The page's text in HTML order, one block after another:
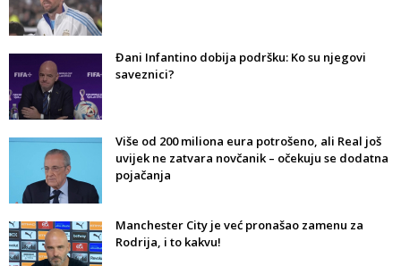
Đani Infantino dobija podršku: Ko su njegovi
saveznici?
Više od 200 miliona eura potrošeno, ali Real još
uvijek ne zatvara novčanik – očekuju se dodatna
pojačanja
Manchester City je već pronašao zamenu za
Rodrija, i to kakvu!